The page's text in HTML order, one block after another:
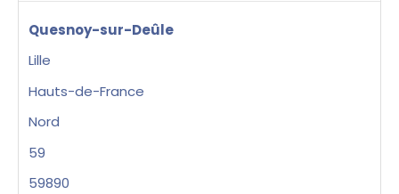
Quesnoy-sur-Deûle
Lille
Hauts-de-France
Nord
59
59890